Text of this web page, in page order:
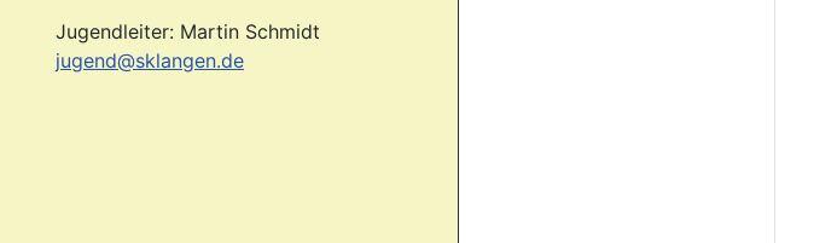
Jugendleiter: Martin Schmidt
jugend@sklangen.de